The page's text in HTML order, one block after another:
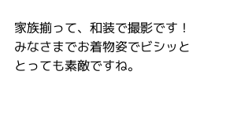
家族揃って、和装で撮影です！
みなさまでお着物姿でビシッと
とっても素敵ですね。